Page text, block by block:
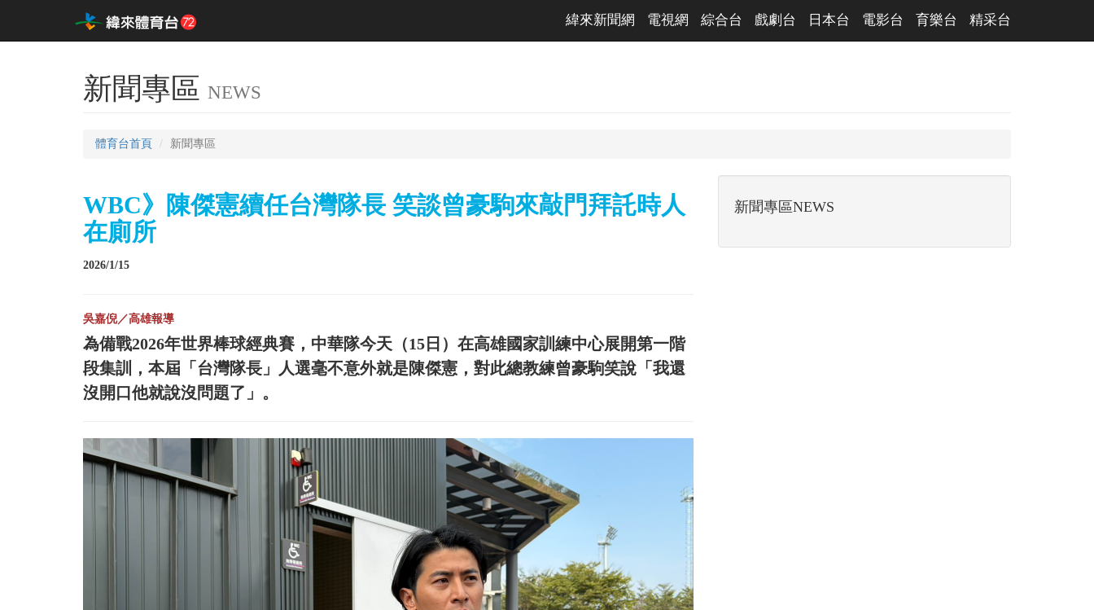
緯來新聞網 電視網 綜合台 戲劇台 日本台 電影台 育樂台 精采台
新聞專區 NEWS
體育台首頁 新聞專區
WBC》陳傑憲續任台灣隊長 笑談曾豪駒來敲門拜託時人
在廁所
2026/1/15
吳嘉倪／高雄報導
為備戰2026年世界棒球經典賽，中華隊今天（15日）在高雄國家訓練中心展開第一階
段集訓，本屆「台灣隊長」人選毫不意外就是陳傑憲，對此總教練曾豪駒笑說「我還
沒開口他就說沒問題了」。
新聞專區NEWS